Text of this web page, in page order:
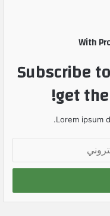
With
Subscribe
get
Lorem ipsum